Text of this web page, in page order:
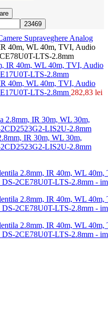
Supraveghere Analog
40m, WL 40m, TVI, Audio
LTS-2.8mm
40m, WL 40m, TVI, Audio
LTS-2.8mm 282,83 lei
IR 30m, WL 30m,
LIS2U-2.8mm